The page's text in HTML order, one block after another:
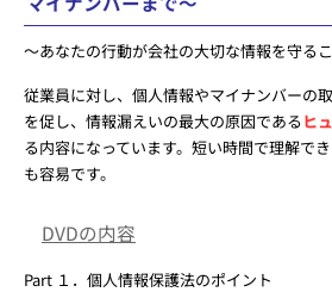
～あなたの行動が会社の大切な情報を守る
従業員に対し、個人情報やマイナンバーの
を促し、情報漏えいの最大の原因である ヒ
る内容になっています。短い時間で理解で
も容易です。
DVDの内容
Part １．個人情報保護法のポイント